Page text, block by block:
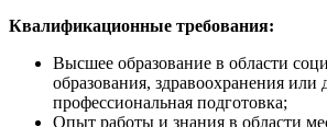
Квалификационные требования:
Высшее образование в области
образования, здравоохранения или
профессиональная подготовка;
Опыт работы и знания в области